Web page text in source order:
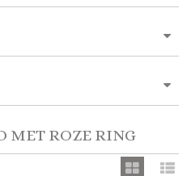
MET ROZE RING